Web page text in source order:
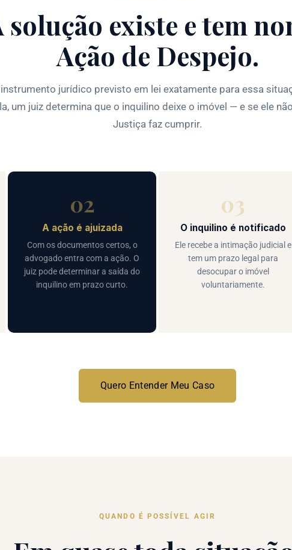
solução existe e tem
Ação de Despejo.
instrumento jurídico previsto em lei exatamente para essa
um juiz determina que o inquilino deixe o imóvel — e se ele
Justiça faz cumprir.
02
A ação é ajuizada
Com os documentos certos, o
advogado entra com a ação. O
juiz pode determinar a saída do
inquilino em prazo curto.
03
O inquilino é notificado
Ele recebe a intimação judicial e
tem um prazo legal para
desocupar o imóvel
voluntariamente.
Quero Entender Meu Caso
QUANDO É POSSÍVEL AGIR